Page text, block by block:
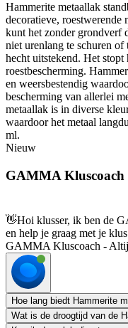
Hammerite metaallak
decoratieve, roestwerende
kunt het zonder grondverf
niet urenlang te schuren
hecht uitstekend. Het stopt
roestbescherming.
en weersbestendig
bescherming van allerlei
metaallak is in diverse
waardoor het metaal
ml.
Nieuw
GAMMA Kluscoach
👋Hoi klusser, ik ben de
en help je graag met je
GAMMA Kluscoach -
Hoe lang biedt Hammerite
Wat is de droogtijd van de